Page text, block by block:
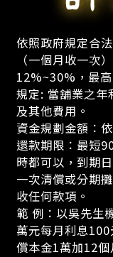
依照政府規定合
（一個月收一次
12%~30%，最
規定: 當舖業之
及其他費用。
資金規劃金額：
還款期限：最短
時都可以，到期
一次清償或分期
收任何款項。
範 例：以吳先生
萬元每月利息
償本金1萬加12